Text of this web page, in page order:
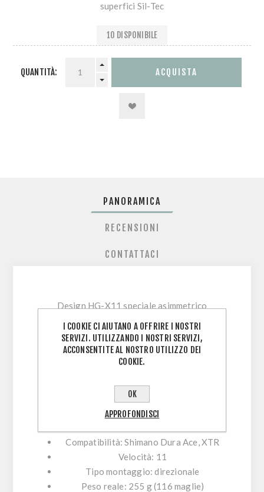
superfici Sil-Tec
10 DISPONIBILE
QUANTITÀ:
PANORAMICA
RECENSIONI
CONTATTACI
Design HG-X11 speciale asimmetrico
Nuovo trattamento delle superfici Sil-Tec
La catena HG901-11 garantisce una bici più
silenziosa con una durata maggiore e migliori
Caratteristiche
Compatibilità: Shimano Dura Ace, XTR
Velocità: 11
Tipo montaggio: direzionale
Peso reale: 255 g (116 maglie)
I COOKIE CI AIUTANO A OFFRIRE I NOSTRI
SERVIZI. UTILIZZANDO I NOSTRI SERVIZI,
ACCONSENTITE AL NOSTRO UTILIZZO DEI
COOKIE.
OK
APPROFONDISCI